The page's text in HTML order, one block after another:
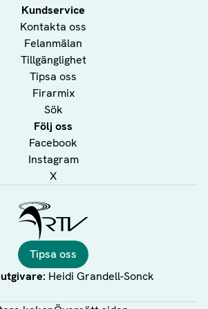
Kundservice
Kontakta oss
Felanmälan
Tillgänglighet
Tipsa oss
Firarmix
Sök
Följ oss
Facebook
Instagram
X
Tipsa oss
Heidi Grandell-Sonck